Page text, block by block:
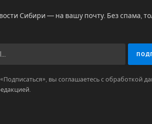
Сибири — на вашу почту. Без спама,
вы соглашаетесь с обработкой
.